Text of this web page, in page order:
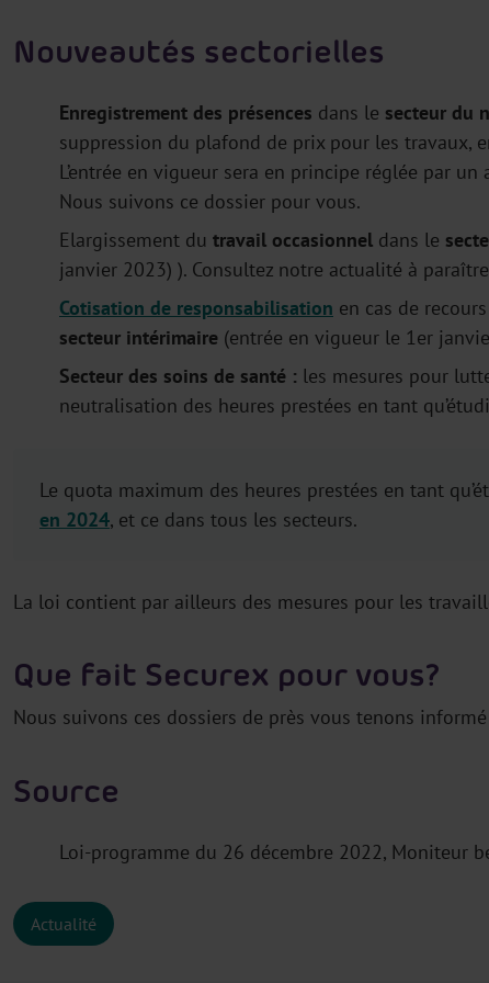
Nouveautés sectorielles
Enregistrement des présences dans le secteur du
suppression du plafond de prix pour les travaux,
L’entrée en vigueur sera en principe réglée par
Nous suivons ce dossier pour vous.
Elargissement du travail occasionnel dans le
janvier 2023) ). Consultez notre actualité à
Cotisation de responsabilisation en cas de
secteur intérimaire (entrée en vigueur le 1er
Secteur des soins de santé : les mesures pour
neutralisation des heures prestées en tant
Le quota maximum des heures prestées en tant
en 2024, et ce dans tous les secteurs.
La loi contient par ailleurs des mesures pour les
Que fait Securex pour vous?
Nous suivons ces dossiers de près vous tenons
Source
Loi-programme du 26 décembre 2022, Moniteur
Actualité